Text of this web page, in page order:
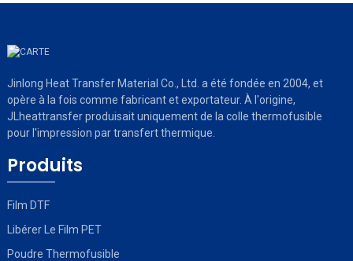
Jinlong Heat Transfer Material Co., Ltd. a été fondée en 2004, et
opère à la fois comme fabricant et exportateur. À l'origine,
JLheattransfer produisait uniquement de la colle thermofusible
pour l'impression par transfert thermique.
Produits
Film DTF
Libérer Le Film PET
Poudre Thermofusible